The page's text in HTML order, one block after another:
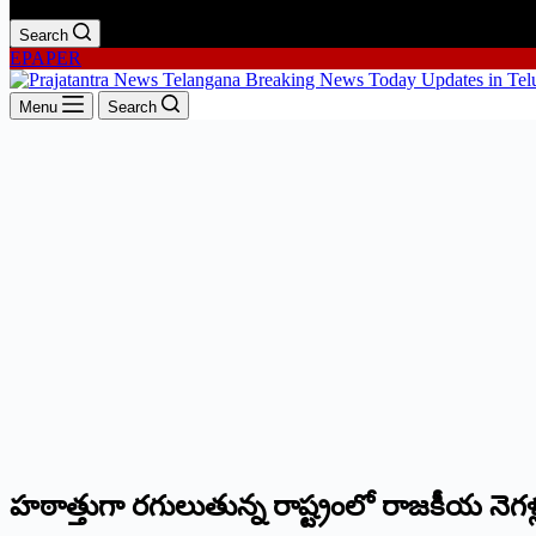
Search
EPAPER
Menu Search
హ‌ఠాత్తుగా ర‌గులుతున్న రాష్ట్రంలో రాజ‌కీయ